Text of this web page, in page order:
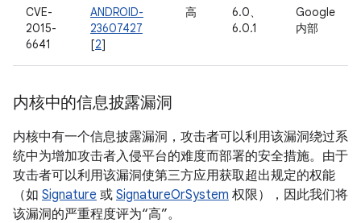
CVE-
2015-
6641
ANDROID-
23607427
[2]
高
6.0、
6.0.1
Google
内部
内核中的信息披露漏洞
内核中有一个信息披露漏洞，攻击者可以利用该漏洞绕过系
统中为增加攻击者入侵平台的难度而部署的安全措施。由于
攻击者可以利用该漏洞使第三方应用获取超出规定的权能
（如 Signature 或 SignatureOrSystem 权限），因此我们将
该漏洞的严重程度评为“高”。